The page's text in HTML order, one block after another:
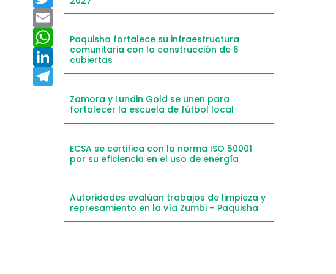
Email
WhatsApp
LinkedIn
Telegram
Paquisha fortalece su infraestructura
comunitaria con la construcción de 6
cubiertas
Zamora y Lundin Gold se unen para
fortalecer la escuela de fútbol local
ECSA se certifica con la norma ISO 50001
por su eficiencia en el uso de energía
Autoridades evalúan trabajos de limpieza y
represamiento en la vía Zumbi – Paquisha